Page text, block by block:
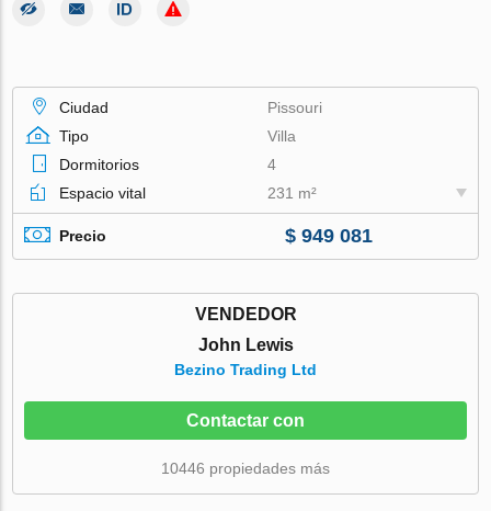
Ciudad
Pissouri
Tipo
Villa
Dormitorios
4
Espacio vital
231 m²
Precio $ 949 081
VENDEDOR
John Lewis
Bezino Trading Ltd
Contactar con
10446 propiedades más